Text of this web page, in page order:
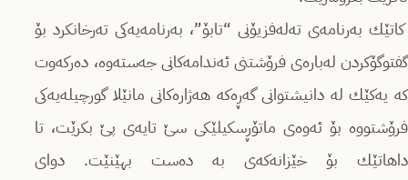
كاتێك به‌رنامه‌ی ته‌له‌فزیۆنی “تابۆ”، به‌رنامه‌یه‌كی ته‌رخانكرد بۆ
گفتوگۆكردن له‌باره‌ی فرۆشتنی ئه‌ندامه‌كانی جه‌سته‌وه‌، ده‌ركه‌وت
كه‌ یه‌كێك له‌ دانیشتوانی گه‌ڕه‌كه‌ هه‌ژاره‌كانی مانێلا گورچیله‌یه‌كی
فرۆشتووه‌ بۆ ئه‌وه‌ی ماتۆڕسكیلێكی سێ تایه‌ی پێ بكرێت، تا
داهاتێك بۆ خێزانه‌كه‌ی به ‌ده‌ست بهێنێت. دوای